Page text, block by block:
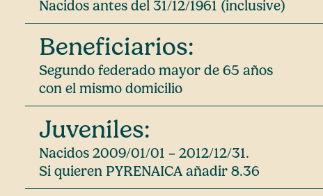
Nacidos antes del 31/12/1961 (inclusive)
Beneficiarios:
Segundo federado mayor de 65 años
con el mismo domicilio
Juveniles:
Nacidos 2009/01/01 – 2012/12/31.
Si quieren PYRENAICA añadir 8.36